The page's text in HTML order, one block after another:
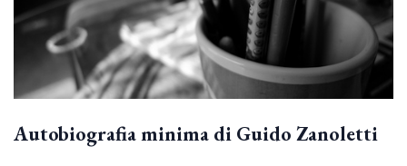
Autobiografia minima di Guido Zanoletti